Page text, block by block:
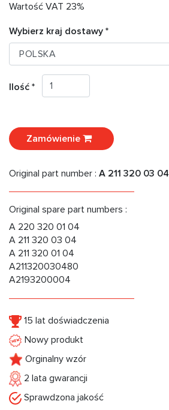
Wartość VAT 23%
Wybierz kraj dostawy *
Ilość *
Zamówienie
Original part number : A 211 320 03 04
Original spare part numbers :
A 220 320 01 04
A 211 320 03 04
A 211 320 01 04
A211320030480
A2193200004
15 lat doświadczenia
Nowy produkt
Orginalny wzór
2 lata gwarancji
Sprawdzona jakość